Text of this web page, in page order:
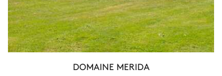
DOMAINE MERIDA